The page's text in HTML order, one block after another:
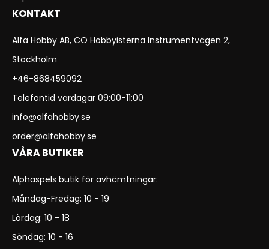
KONTAKT
Alfa Hobby AB, CO Hobbyisterna Instrumentvägen 2,
Stockholm
+46-868459092
Telefontid vardagar 09:00-11:00
info@alfahobby.se
order@alfahobby.se
VÅRA BUTIKER
Alphaspels butik för avhämtningar:
Måndag-Fredag: 10 - 19
Lördag: 10 - 18
Söndag: 10 - 16